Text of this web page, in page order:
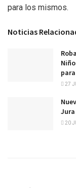
para los mismos.
Noticias
27
20